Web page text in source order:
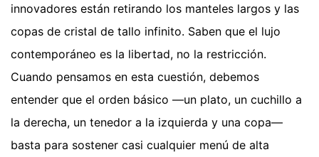
innovadores están retirando los manteles largos y las
copas de cristal de tallo infinito. Saben que el lujo
contemporáneo es la libertad, no la restricción.
Cuando pensamos en esta cuestión, debemos
entender que el orden básico —un plato, un cuchillo a
la derecha, un tenedor a la izquierda y una copa—
basta para sostener casi cualquier menú de alta